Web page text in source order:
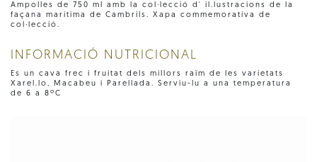
Ampolles de 750 ml amb la col·lecció d' il.lustracions de la
façana marítima de Cambrils. Xapa commemorativa de
col·lecció.
INFORMACIÓ NUTRICIONAL
Es un cava frec i fruitat dels millors raïm de les varietats
Xarel.lo, Macabeu i Parellada. Serviu-lu a una temperatura
de 6 a 8ºC